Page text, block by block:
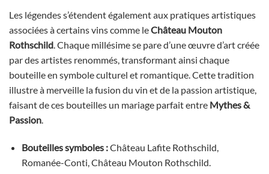
Les légendes s’étendent également aux pratiques artistiques
associées à certains vins comme leChâteau Mouton
Rothschild. Chaque millésime se pare d’une œuvre d’art créée
par des artistes renommés, transformant ainsi chaque
bouteille en symbole culturel et romantique. Cette tradition
illustre à merveille la fusion du vin et de la passion artistique,
faisant de ces bouteilles un mariage parfait entre Mythes &
Passion.
Bouteilles symboles :Château Lafite Rothschild,
Romanée-Conti, Château Mouton Rothschild.